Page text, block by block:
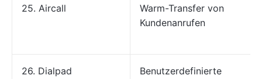
25. Aircall
Warm-Transfer von
Kundenanrufen
26. Dialpad
Benutzerdefinierte